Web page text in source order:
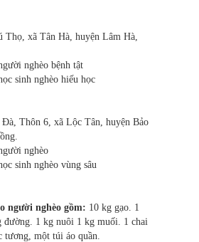
Thọ, xã Tân Hà, huyện Lâm Hà,
nghèo bệnh tật
sinh nghèo hiếu học
Thôn 6, xã Lộc Tân, huyện Bảo
nghèo
sinh nghèo vùng sâu
người nghèo gồm: 10 kg gạo. 1
1 kg nuôi 1 kg muối. 1 chai
tương, một túi áo quần.